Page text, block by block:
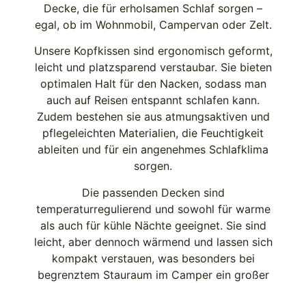
Decke, die für erholsamen Schlaf sorgen –
egal, ob im Wohnmobil, Campervan oder Zelt.
Unsere Kopfkissen sind ergonomisch geformt,
leicht und platzsparend verstaubar. Sie bieten
optimalen Halt für den Nacken, sodass man
auch auf Reisen entspannt schlafen kann.
Zudem bestehen sie aus atmungsaktiven und
pflegeleichten Materialien, die Feuchtigkeit
ableiten und für ein angenehmes Schlafklima
sorgen.
Die passenden Decken sind
temperaturregulierend und sowohl für warme
als auch für kühle Nächte geeignet. Sie sind
leicht, aber dennoch wärmend und lassen sich
kompakt verstauen, was besonders bei
begrenztem Stauraum im Camper ein großer